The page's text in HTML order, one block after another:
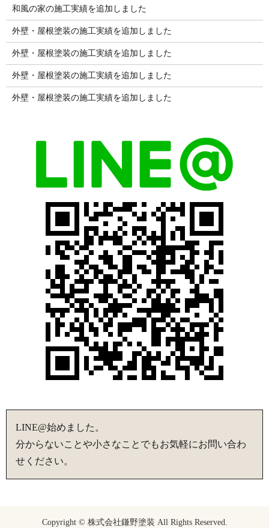
和風の家の施工実績を追加しました
外壁・屋根塗装の施工実績を追加しました
外壁・屋根塗装の施工実績を追加しました
外壁・屋根塗装の施工実績を追加しました
外壁・屋根塗装の施工実績を追加しました
LINE@始めました。
分からないことや小さなことでもお気軽にお問い合わ
せください。
Copyright © 株式会社鎌野塗装 All Rights Reserved.